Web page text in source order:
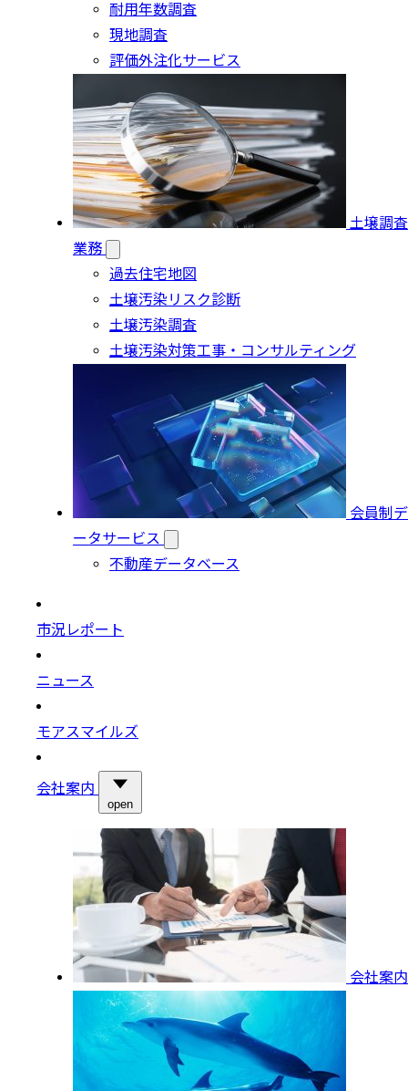
耐用年数調査
現地調査
評価外注化サービス
土壌調査
業務
過去住宅地図
土壌汚染リスク診断
土壌汚染調査
土壌汚染対策工事・コンサルティング
会員制デ
ータサービス
不動産データベース
市況レポート
ニュース
モアスマイルズ
会社案内
open
会社案内